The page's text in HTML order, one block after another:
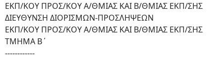
ΕΚΠ/ΚΟΥ ΠΡΟΣ/ΚΟΥ Α/ΘΜΙΑΣ ΚΑΙ Β/ΘΜΙΑΣ ΕΚΠ/ΣΗΣ
ΔΙΕΥΘΥΝΣΗ ΔΙΟΡΙΣΜΩΝ-ΠΡΟΣΛΗΨΕΩΝ
ΕΚΠ/ΚΟΥ ΠΡΟΣ/ΚΟΥ Α/ΘΜΙΑΣ ΚΑΙ Β/ΘΜΙΑΣ ΕΚΠ/ΣΗΣ
ΤΜΗΜΑ Β΄
------------